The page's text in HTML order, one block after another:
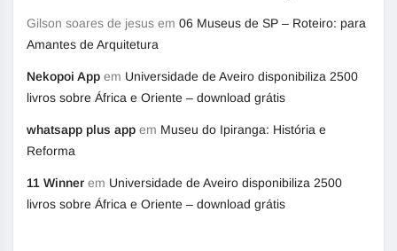
Gilson soares de jesus em 06 Museus de SP – Roteiro: para
Amantes de Arquitetura
Nekopoi App em Universidade de Aveiro disponibiliza 2500
livros sobre África e Oriente – download grátis
whatsapp plus app em Museu do Ipiranga: História e
Reforma
11 Winner em Universidade de Aveiro disponibiliza 2500
livros sobre África e Oriente – download grátis